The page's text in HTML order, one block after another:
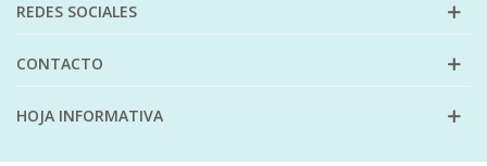
REDES SOCIALES
CONTACTO
HOJA INFORMATIVA